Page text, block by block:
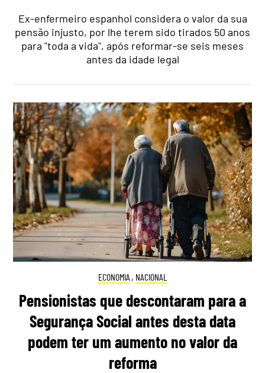
Ex-enfermeiro espanhol considera o valor da sua
pensão injusto, por lhe terem sido tirados 50 anos
para "toda a vida", após reformar-se seis meses
antes da idade legal
ECONOMIA , NACIONAL
Pensionistas que descontaram para a
Segurança Social antes desta data
podem ter um aumento no valor da
reforma